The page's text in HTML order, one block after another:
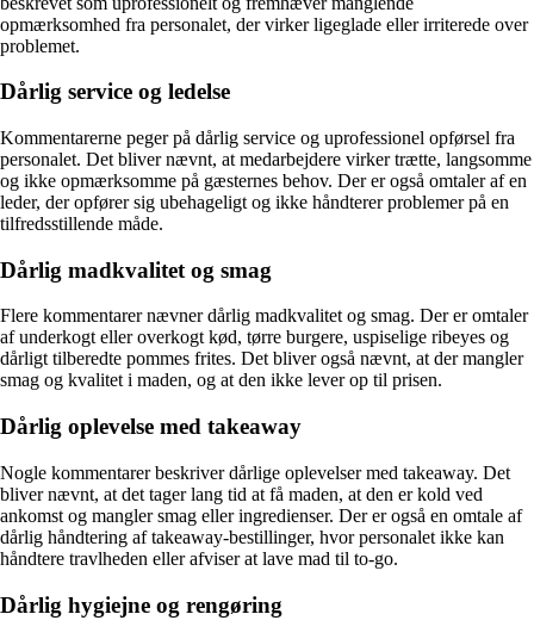
opmærksomhed fra personalet, der virker ligeglade eller irriterede over
problemet.
Dårlig service og ledelse
Kommentarerne peger på dårlig service og uprofessionel opførsel fra
personalet. Det bliver nævnt, at medarbejdere virker trætte, langsomme
og ikke opmærksomme på gæsternes behov. Der er også omtaler af en
leder, der opfører sig ubehageligt og ikke håndterer problemer på en
tilfredsstillende måde.
Dårlig madkvalitet og smag
Flere kommentarer nævner dårlig madkvalitet og smag. Der er omtaler
af underkogt eller overkogt kød, tørre burgere, uspiselige ribeyes og
dårligt tilberedte pommes frites. Det bliver også nævnt, at der mangler
smag og kvalitet i maden, og at den ikke lever op til prisen.
Dårlig oplevelse med takeaway
Nogle kommentarer beskriver dårlige oplevelser med takeaway. Det
bliver nævnt, at det tager lang tid at få maden, at den er kold ved
ankomst og mangler smag eller ingredienser. Der er også en omtale af
dårlig håndtering af takeaway-bestillinger, hvor personalet ikke kan
håndtere travlheden eller afviser at lave mad til to-go.
Dårlig hygiejne og rengøring